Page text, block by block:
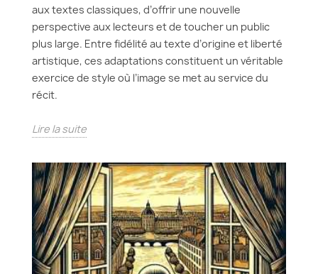
aux textes classiques, d’offrir une nouvelle
perspective aux lecteurs et de toucher un public
plus large. Entre fidélité au texte d’origine et liberté
artistique, ces adaptations constituent un véritable
exercice de style où l’image se met au service du
récit.
Lire la suite